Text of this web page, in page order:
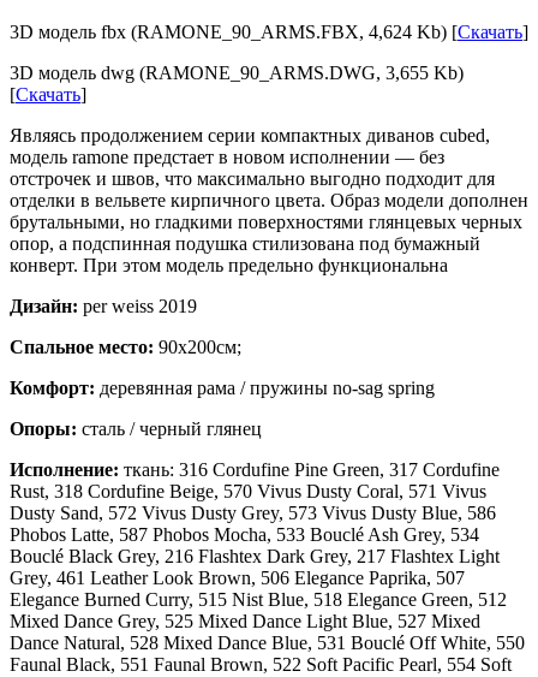
3D модель fbx (RAMONE_90_ARMS.FBX, 4,624 Kb) [Скачать]
3D модель dwg (RAMONE_90_ARMS.DWG, 3,655 Kb)
[Скачать]
Являясь продолжением серии компактных диванов cubed,
модель ramone предстает в новом исполнении — без
отстрочек и швов, что максимально выгодно подходит для
отделки в вельвете кирпичного цвета. Образ модели дополнен
брутальными, но гладкими поверхностями глянцевых черных
опор, а подспинная подушка стилизована под бумажный
конверт. При этом модель предельно функциональна
Дизайн: per weiss 2019
Спальное место: 90х200см;
Комфорт: деревянная рама / пружины no-sag spring
Опоры: сталь / черный глянец
Исполнение: ткань: 316 Cordufine Pine Green, 317 Cordufine
Rust, 318 Cordufine Beige, 570 Vivus Dusty Coral, 571 Vivus
Dusty Sand, 572 Vivus Dusty Grey, 573 Vivus Dusty Blue, 586
Phobos Latte, 587 Phobos Mocha, 533 Bouclé Ash Grey, 534
Bouclé Black Grey, 216 Flashtex Dark Grey, 217 Flashtex Light
Grey, 461 Leather Look Brown, 506 Elegance Paprika, 507
Elegance Burned Curry, 515 Nist Blue, 518 Elegance Green, 512
Mixed Dance Grey, 525 Mixed Dance Light Blue, 527 Mixed
Dance Natural, 528 Mixed Dance Blue, 531 Bouclé Off White, 550
Faunal Black, 551 Faunal Brown, 522 Soft Pacific Pearl, 554 Soft